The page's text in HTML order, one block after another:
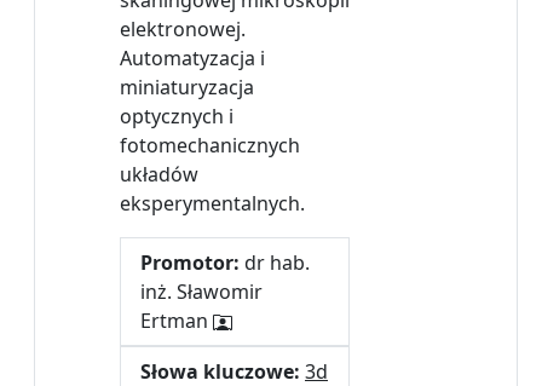
elektronowej.
Automatyzacja i
miniaturyzacja
optycznych i
fotomechanicznych
układów
eksperymentalnych.
Promotor: dr hab.
inż. Sławomir
Ertman
Słowa kluczowe: 3d